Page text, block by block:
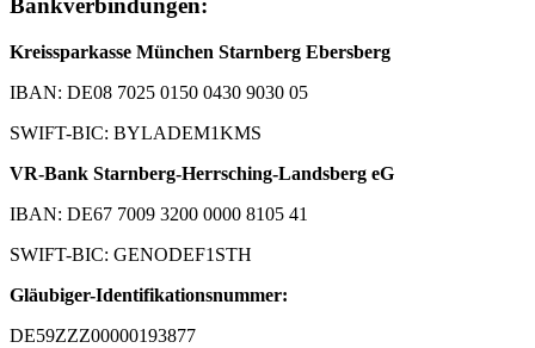
Bankverbindungen:
Kreissparkasse München Starnberg Ebersberg
IBAN: DE08 7025 0150 0430 9030 05
SWIFT-BIC: BYLADEM1KMS
VR-Bank Starnberg-Herrsching-Landsberg eG
IBAN: DE67 7009 3200 0000 8105 41
SWIFT-BIC: GENODEF1STH
Gläubiger-Identifikationsnummer:
DE59ZZZ00000193877